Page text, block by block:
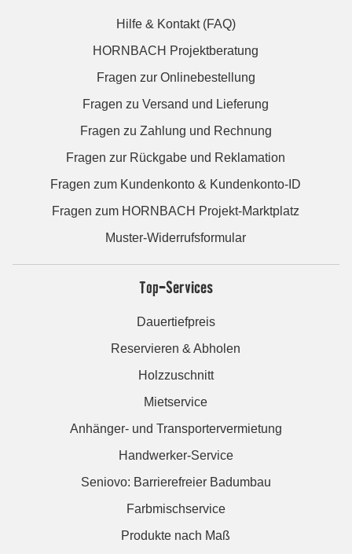
Hilfe & Kontakt (FAQ)
HORNBACH Projektberatung
Fragen zur Onlinebestellung
Fragen zu Versand und Lieferung
Fragen zu Zahlung und Rechnung
Fragen zur Rückgabe und Reklamation
Fragen zum Kundenkonto & Kundenkonto-ID
Fragen zum HORNBACH Projekt-Marktplatz
Muster-Widerrufsformular
Top-Services
Dauertiefpreis
Reservieren & Abholen
Holzzuschnitt
Mietservice
Anhänger- und Transportervermietung
Handwerker-Service
Seniovo: Barrierefreier Badumbau
Farbmischservice
Produkte nach Maß